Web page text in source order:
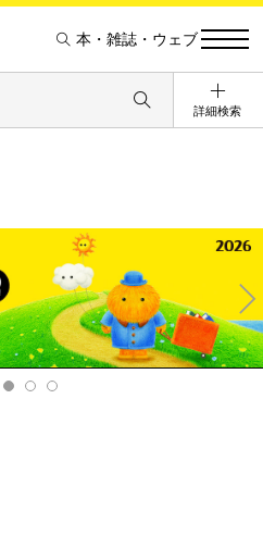
本・雑誌・ウェブ
詳細検索
Ne
xt